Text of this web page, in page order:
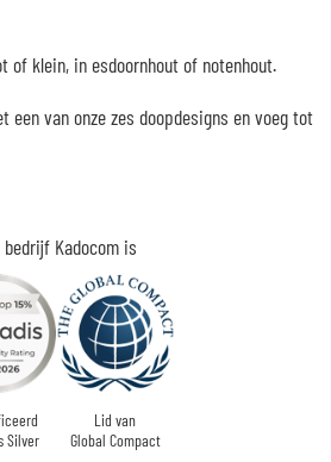
bedrijf Kadocom is
Silver
Lid van
Global Compact
of klein, in esdoornhout of notenhout.
een van onze zes doopdesigns en voeg tot